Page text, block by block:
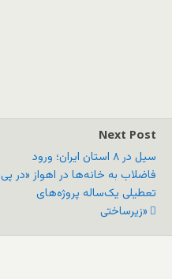
Next Post
سیل در ۸ استان ایران؛ ورود
فاضلاب به خانه‌ها در اهواز «در پی
تعطیلی یک‌ساله پروژه‌های
زیرساختی»